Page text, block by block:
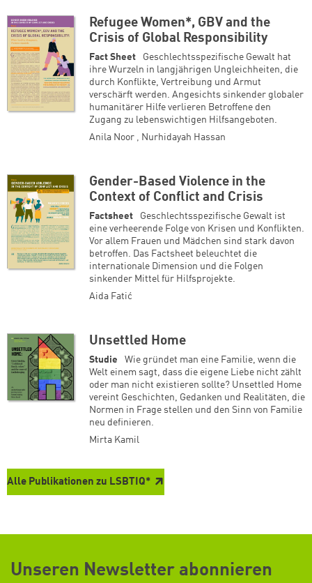
Refugee Women*, GBV and the
Crisis of Global Responsibility
Fact Sheet
Geschlechtsspezifische Gewalt hat
ihre Wurzeln in langjährigen Ungleichheiten, die
durch Konflikte, Vertreibung und Armut
verschärft werden. Angesichts sinkender globaler
humanitärer Hilfe verlieren Betroffene den
Zugang zu lebenswichtigen Hilfsangeboten.
Anila Noor , Nurhidayah Hassan
Gender-Based Violence in the
Context of Conflict and Crisis
Factsheet
Geschlechtsspezifische Gewalt ist
eine verheerende Folge von Krisen und Konflikten.
Vor allem Frauen und Mädchen sind stark davon
betroffen. Das Factsheet beleuchtet die
internationale Dimension und die Folgen
sinkender Mittel für Hilfsprojekte.
Aida Fatić
Unsettled Home
Studie
Wie gründet man eine Familie, wenn die
Welt einem sagt, dass die eigene Liebe nicht zählt
oder man nicht existieren sollte? Unsettled Home
vereint Geschichten, Gedanken und Realitäten, die
Normen in Frage stellen und den Sinn von Familie
neu definieren.
Mirta Kamil
Alle Publikationen zu LSBTIQ*
Unseren Newsletter abonnieren